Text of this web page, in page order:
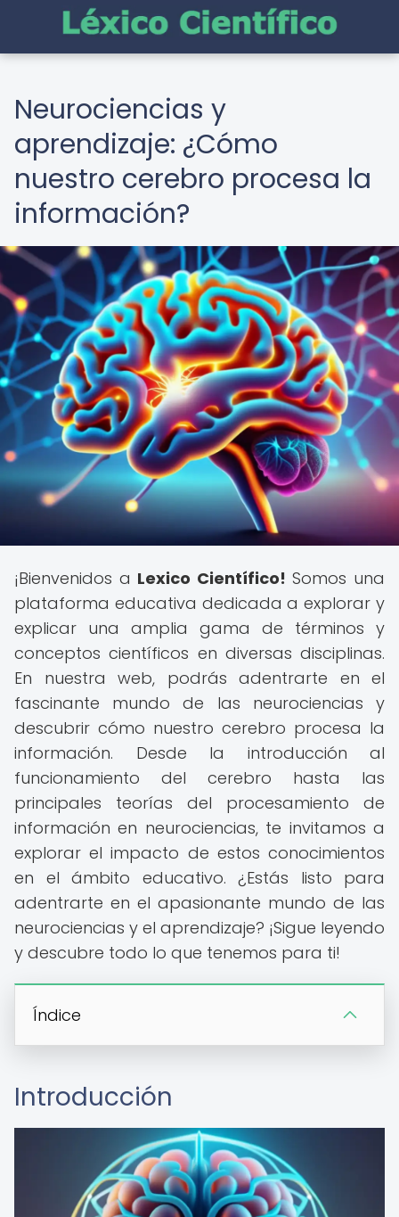
Neurociencias y
aprendizaje: ¿Cómo
nuestro cerebro procesa la
información?
¡Bienvenidos a Lexico Científico! Somos una
plataforma educativa dedicada a explorar y
explicar una amplia gama de términos y
conceptos científicos en diversas disciplinas.
En nuestra web, podrás adentrarte en el
fascinante mundo de las neurociencias y
descubrir cómo nuestro cerebro procesa la
información. Desde la introducción al
funcionamiento del cerebro hasta las
principales teorías del procesamiento de
información en neurociencias, te invitamos a
explorar el impacto de estos conocimientos
en el ámbito educativo. ¿Estás listo para
adentrarte en el apasionante mundo de las
neurociencias y el aprendizaje? ¡Sigue leyendo
y descubre todo lo que tenemos para ti!
Índice
Introducción